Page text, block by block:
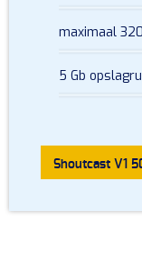
maximaal
5 Gb
Shoutcast V1